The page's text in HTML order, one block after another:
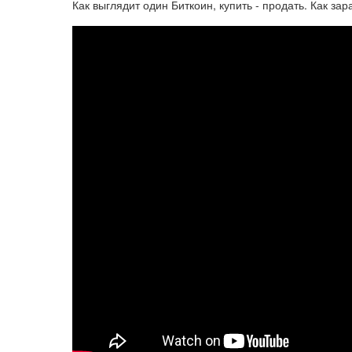
Как выглядит один Биткоин, купить - продать. Как